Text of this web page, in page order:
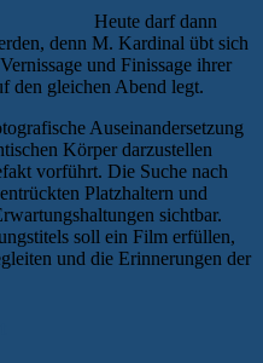
Heute darf dann
denn M. Kardinal übt sich
und Finissage ihrer
den gleichen Abend legt.
Auseinandersetzung
Körper darzustellen
vorführt. Die Suche nach
Platzhaltern und
sichtbar.
soll ein Film erfüllen,
und die Erinnerungen der